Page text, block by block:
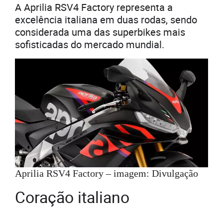
A Aprilia RSV4 Factory representa a
excelência italiana em duas rodas, sendo
considerada uma das superbikes mais
sofisticadas do mercado mundial.
Aprilia RSV4 Factory – imagem: Divulgação
Coração italiano